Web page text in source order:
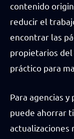
contenido
reducir el
encontrar las
propietarios
práctico para
Para agencias
puede ahorrar
actualizaciones